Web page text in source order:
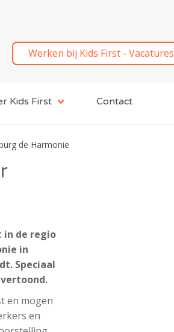
Werken bij Kids First - Vacatures
Kids First Contact
de Harmonie
in de regio
in
Speciaal
en mogen
en